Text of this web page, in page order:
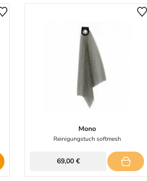
Mono
Reinigungstuch softmesh
69,00 €